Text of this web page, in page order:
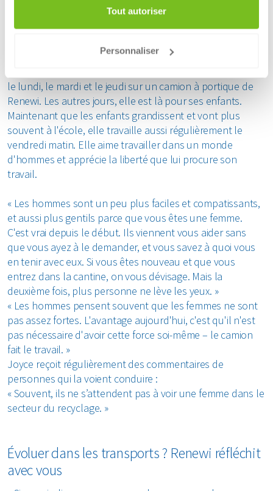
Tout autoriser
Personnaliser
Travailler comme chauffeur chez Renewi
Chez Renewi, Joyce a acquis beaucoup d'expérience en
le lundi, le mardi et le jeudi sur un camion à portique de
Renewi. Les autres jours, elle est là pour ses enfants.
Maintenant que les enfants grandissent et vont plus
souvent à l'école, elle travaille aussi régulièrement le
vendredi matin. Elle aime travailler dans un monde
d'hommes et apprécie la liberté que lui procure son
travail.
« Les hommes sont un peu plus faciles et compatissants,
et aussi plus gentils parce que vous êtes une femme.
C'est vrai depuis le début. Ils viennent vous aider sans
que vous ayez à le demander, et vous savez à quoi vous
en tenir avec eux. Si vous êtes nouveau et que vous
entrez dans la cantine, on vous dévisage. Mais la
deuxième fois, plus personne ne lève les yeux. »
« Les hommes pensent souvent que les femmes ne sont
pas assez fortes. L'avantage aujourd'hui, c'est qu'il n'est
pas nécessaire d'avoir cette force soi-même – le camion
fait le travail. »
Joyce reçoit régulièrement des commentaires de
personnes qui la voient conduire :
« Souvent, ils ne s’attendent pas à voir une femme dans le
secteur du recyclage. »
Évoluer dans les transports ? Renewi réfléchit
avec vous